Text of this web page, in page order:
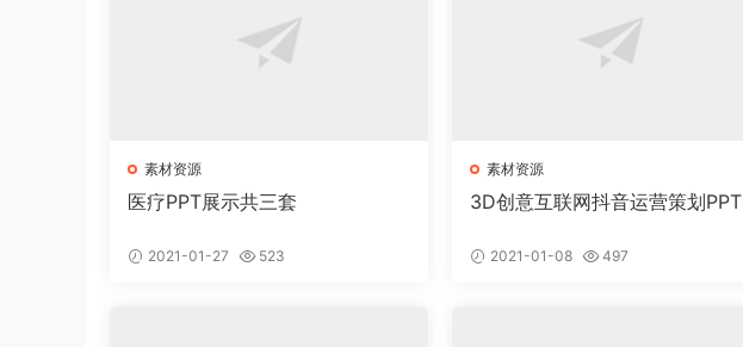
素材资源
医疗PPT展示共三套
2021-01-27 523
素材资源
3D创意互联网抖音运营策划PPT
2021-01-08 497